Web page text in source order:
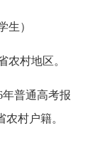
生）
农村地区。
年普通高考报
村户籍。